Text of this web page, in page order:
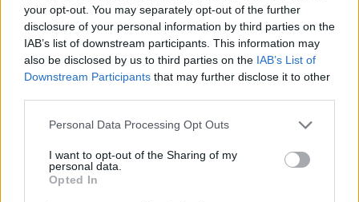
your opt-out. You may separately opt-out of the further
disclosure of your personal information by third parties on the
IAB’s list of downstream participants. This information may
also be disclosed by us to third parties on the IAB’s List of
Downstream Participants that may further disclose it to other
Personal Data Processing Opt Outs
I want to opt-out of the Sharing of my
personal data.
Opted In
kan bero på att gängen har fått tillgång till
sprängmedel, och att många av dåden drivs av
ekonomiska motiv.
– Det här är ju naturligtvis ett jäkligt obehagligt
välfärdsland i fredstid, säger han till kanalen.
Southport-mördaren döms till 52 års fängelse.
18-årige Axel Rudakubana döms till minst 52 års